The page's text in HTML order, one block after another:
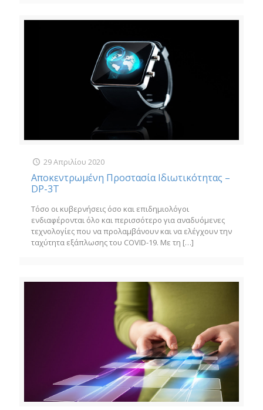
29 Απριλίου 2020
Αποκεντρωμένη Προστασία Ιδιωτικότητας –
DP-3T
Τόσο οι κυβερνήσεις όσο και επιδημιολόγοι
ενδιαφέρονται όλο και περισσότερο για αναδυόμενες
τεχνολογίες που να προλαμβάνουν και να ελέγχουν την
ταχύτητα εξάπλωσης του COVID-19. Με τη […]